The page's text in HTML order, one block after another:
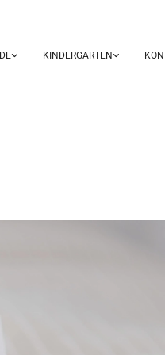
KINDERGARTEN